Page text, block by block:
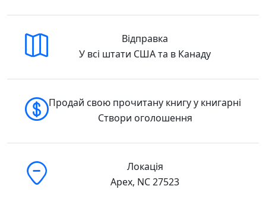
Відправка
У всі штати США та в Канаду
Продай свою прочитану книгу у книгарні
Створи оголошення
Локація
Apex, NC 27523